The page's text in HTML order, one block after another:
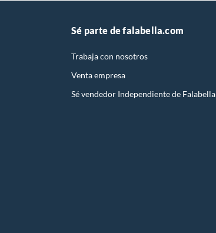
Sé parte de falabella.com
Trabaja con nosotros
Venta empresa
Sé vendedor Independiente de Falabella